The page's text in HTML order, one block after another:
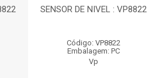
SENSOR DE NIVEL : VP8822
Código: VP8822
Embalagem: PC
Vp